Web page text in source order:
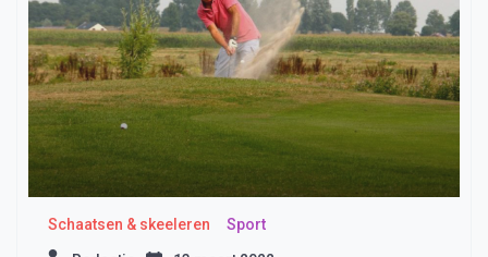
Schaatsen & skeeleren Sport